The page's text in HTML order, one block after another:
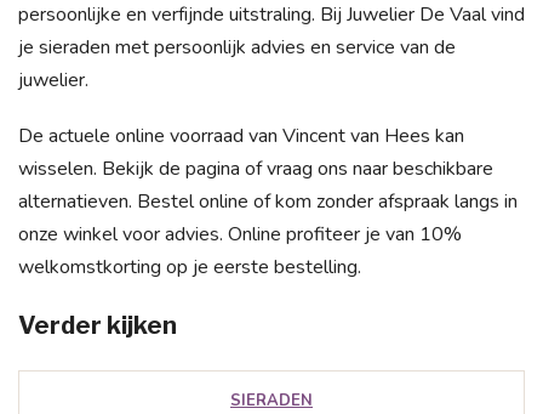
persoonlijke en verfijnde uitstraling. Bij Juwelier De Vaal vind
je sieraden met persoonlijk advies en service van de
juwelier.
De actuele online voorraad van Vincent van Hees kan
wisselen. Bekijk de pagina of vraag ons naar beschikbare
alternatieven. Bestel online of kom zonder afspraak langs in
onze winkel voor advies. Online profiteer je van 10%
welkomstkorting op je eerste bestelling.
Verder kijken
SIERADEN